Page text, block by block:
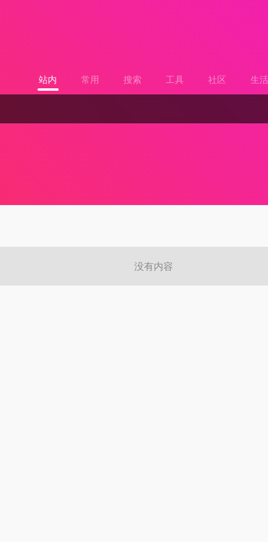
站内 常用 搜索 工具 社区 生活
没有内容